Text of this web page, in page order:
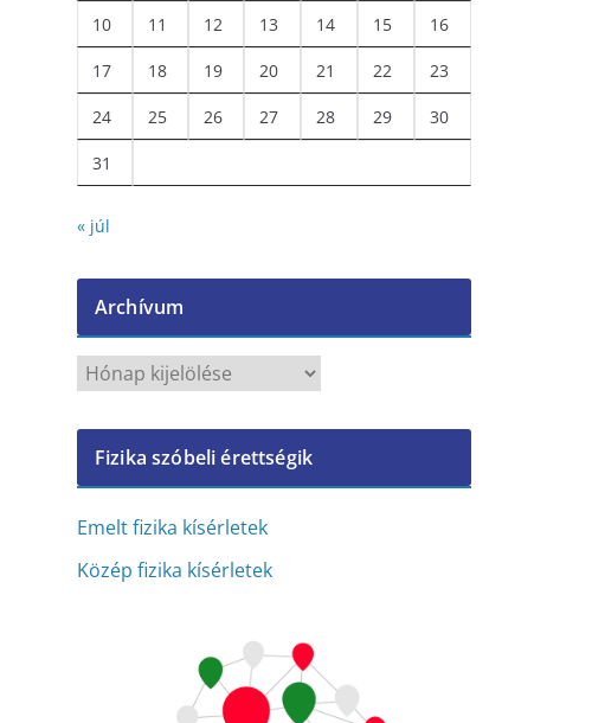
10 11 12 13 14 15 16
17 18 19 20 21 22 23
24 25 26 27 28 29 30
31
« júl
Archívum
c
í
v
m
Fizika szóbeli érettségik
Emelt fizika kísérletek
Közép fizika kísérletek